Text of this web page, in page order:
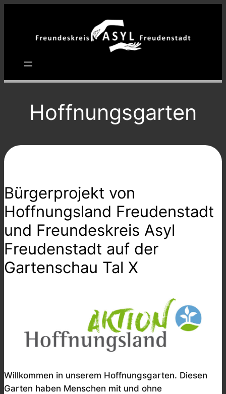
springen
Hoffnungsgarten
Bürgerprojekt von
Hoffnungsland Freudenstadt
und Freundeskreis Asyl
Freudenstadt auf der
Gartenschau Tal X
Willkommen in unserem Hoffnungsgarten. Diesen
Garten haben Menschen mit und ohne